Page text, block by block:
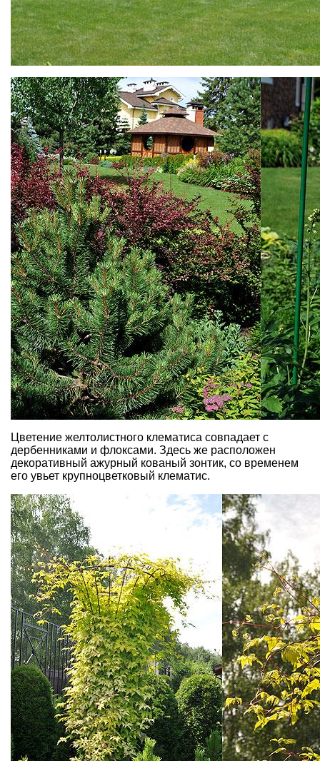
Цветение желтолистного клематиса совпадает с
дербенниками и флоксами. Здесь же расположен
декоративный ажурный кованый зонтик, со временем
его увьет крупноцветковый клематис.